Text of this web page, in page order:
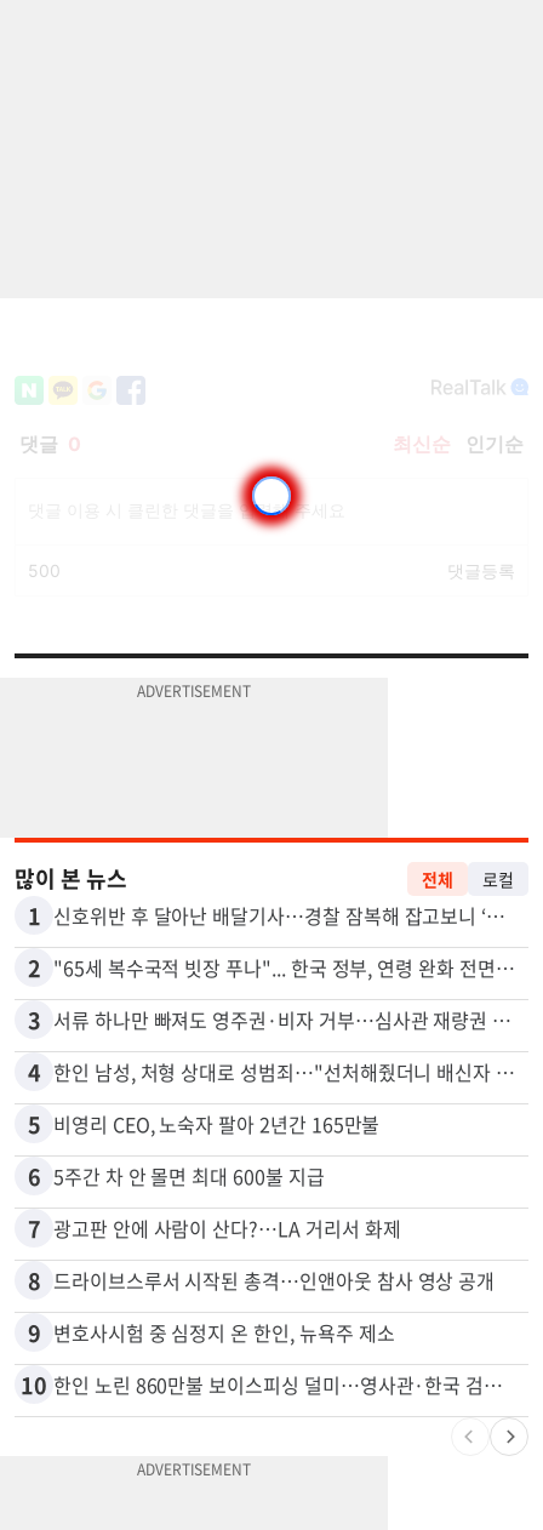
많이 본 뉴스 전체 로컬
1 신호위반 후 달아난 배달기사…경찰 잠복해 잡고보니 ‘반전’
2 "65세 복수국적 빗장 푸나"... 한국 정부, 연령 완화 전면 추진
3 서류 하나만 빠져도 영주권·비자 거부…심사관 재량권 대폭 확대
4 한인 남성, 처형 상대로 성범죄…"선처해줬더니 배신자 취급"
5 비영리 CEO, 노숙자 팔아 2년간 165만불
6 5주간 차 안 몰면 최대 600불 지급
7 광고판 안에 사람이 산다?…LA 거리서 화제
8 드라이브스루서 시작된 총격…인앤아웃 참사 영상 공개
9 변호사시험 중 심정지 온 한인, 뉴욕주 제소
10 한인 노린 860만불 보이스피싱 덜미…영사관·한국 검찰 사칭